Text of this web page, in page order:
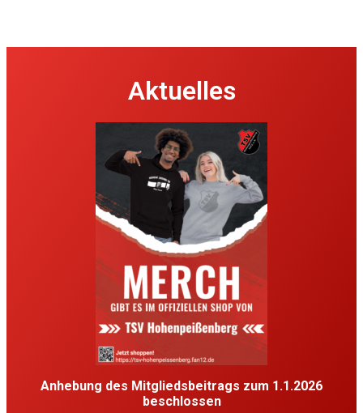
Aktuelles
Anhebung des Mitgliedsbeitrags zum 1.1.2026
beschlossen